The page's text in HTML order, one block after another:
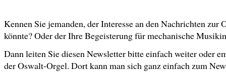
Kennen Sie jemanden, der Interesse an den Nachrichten zur
könnte? Oder der Ihre Begeisterung für mechanische
Dann leiten Sie diesen Newsletter bitte einfach weiter oder
der Oswalt-Orgel. Dort kann man sich ganz einfach zum